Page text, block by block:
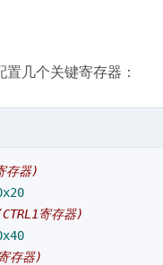
几个关键寄存器：
存器)
0x20
寄存器)
0x40
存器)